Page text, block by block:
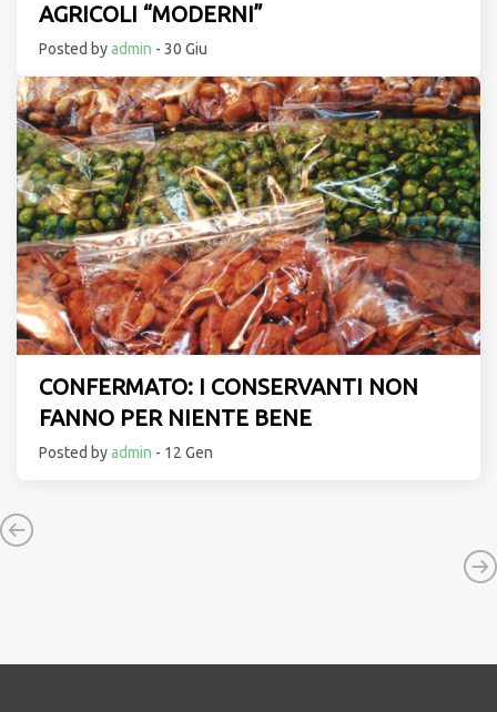
AGRICOLI “MODERNI”
Posted byadmin - 30 Giu
CONFERMATO: I CONSERVANTI NON
FANNO PER NIENTE BENE
Posted byadmin - 12 Gen